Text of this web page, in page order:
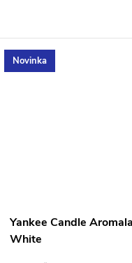
Novinka
Yankee Candle
White